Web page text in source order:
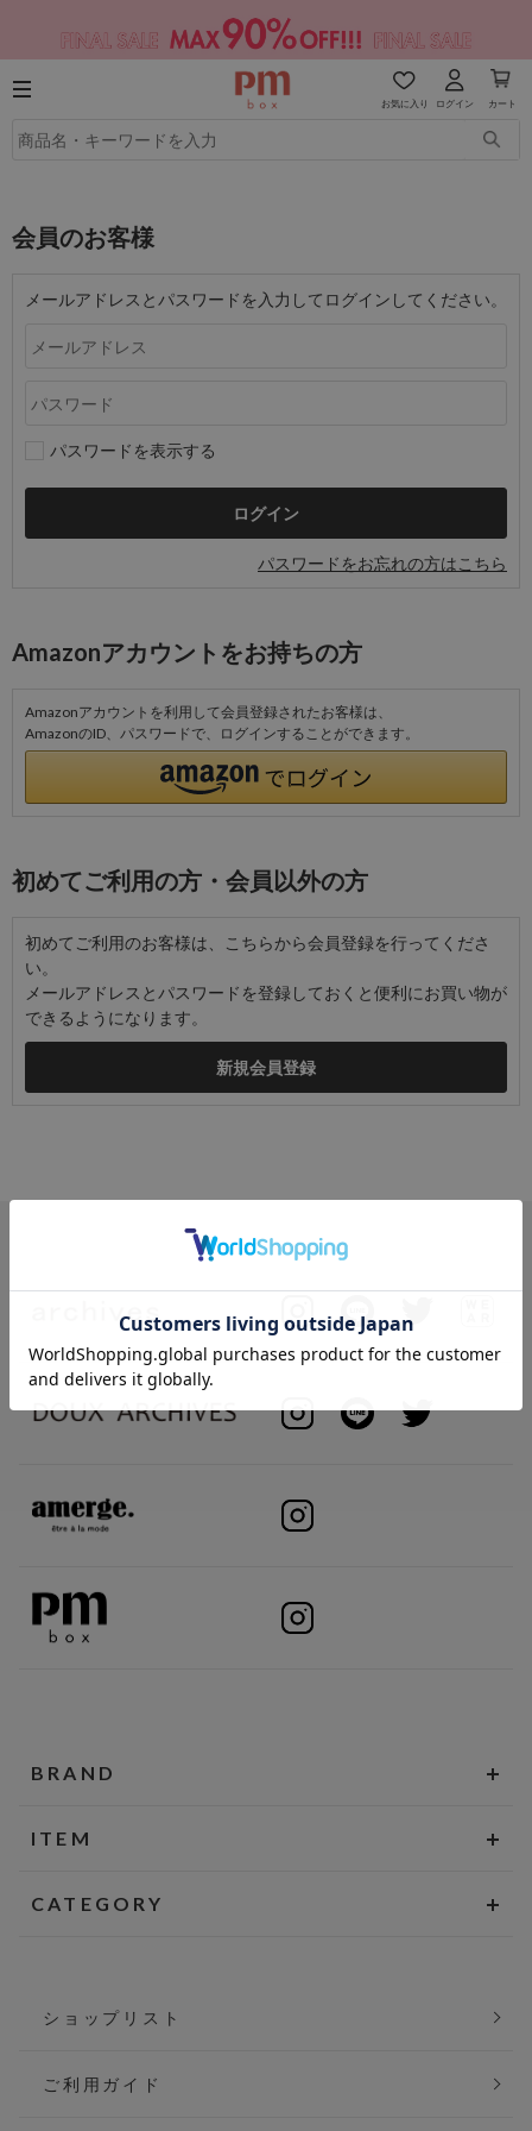
お気に入り ログイン カート
会員のお客様
メールアドレスとパスワードを入力してログインしてください。
パスワードを表示する
パスワードをお忘れの方はこちら
Amazonアカウントをお持ちの方
Amazonアカウントを利用して会員登録されたお客様は、
AmazonのID、パスワードで、ログインすることができます。
初めてご利用の方・会員以外の方
初めてご利用のお客様は、こちらから会員登録を行ってくださ
い。
メールアドレスとパスワードを登録しておくと便利にお買い物が
できるようになります。
BRAND
ITEM
CATEGORY
ショップリスト
ご利用ガイド